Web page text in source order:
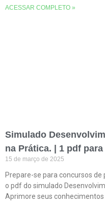
ACESSAR COMPLETO »
Simulado
na Prática. | 1 pdf
15 de março de 2025
Prepare-se para concursos
o pdf do simulado
Aprimore seus conhecimentos